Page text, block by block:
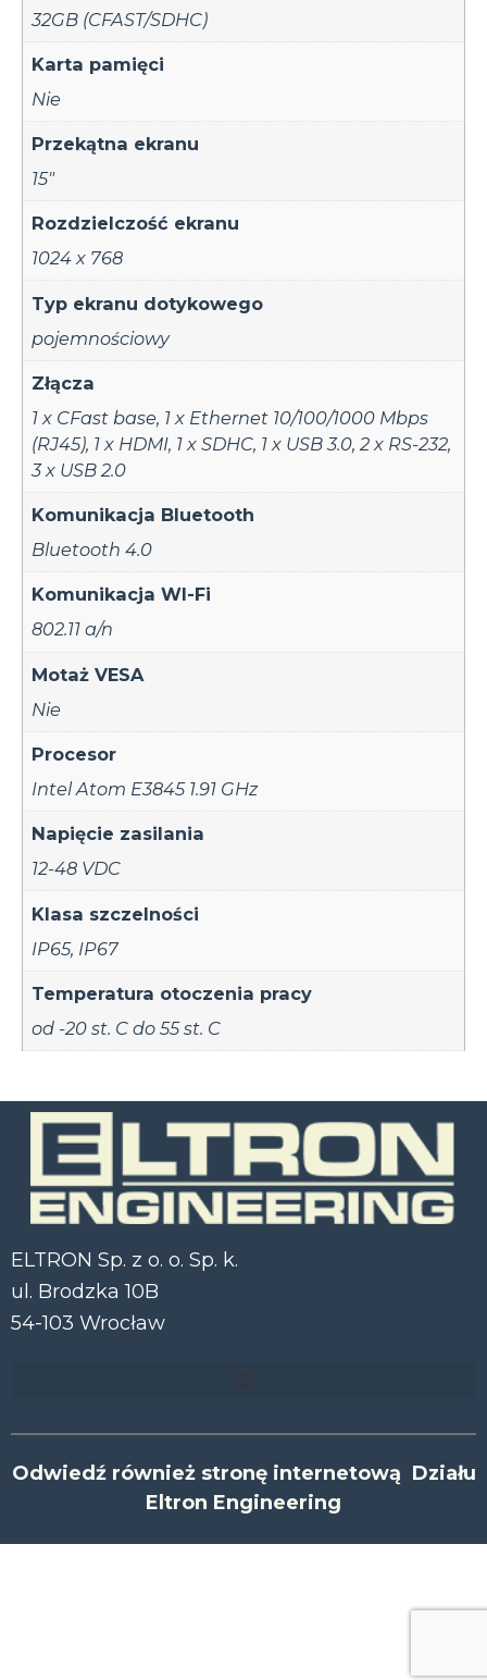
32GB (CFAST/SDHC)
Karta pamięci
Nie
Przekątna ekranu
15"
Rozdzielczość ekranu
1024 x 768
Typ ekranu dotykowego
pojemnościowy
Złącza
1 x CFast base, 1 x Ethernet 10/100/1000 Mbps
(RJ45), 1 x HDMI, 1 x SDHC, 1 x USB 3.0,2 x RS-232,
3 x USB 2.0
Komunikacja Bluetooth
Bluetooth 4.0
Komunikacja WI-Fi
802.11 a/n
Motaż VESA
Nie
Procesor
Intel Atom E3845 1.91 GHz
Napięcie zasilania
12-48 VDC
Klasa szczelności
IP65, IP67
Temperatura otoczenia pracy
od -20 st. C do 55 st. C
ELTRON Sp. z o. o. Sp. k.
ul. Brodzka 10B
54-103 Wrocław
Odwiedź również stronę internetową Działu
Eltron Engineering